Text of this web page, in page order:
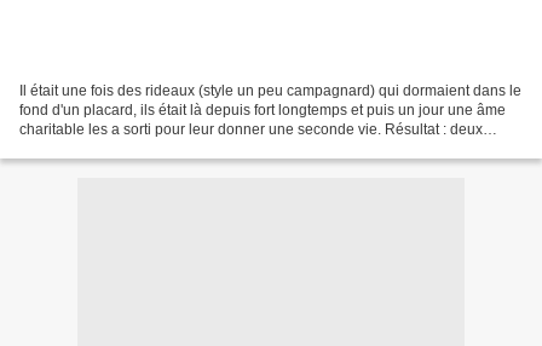
Il était une fois des rideaux (style un peu campagnard) qui dormaient dans le
fond d'un placard, ils était là depuis fort longtemps et puis un jour une âme
charitable les a sorti pour leur donner une seconde vie. Résultat : deux